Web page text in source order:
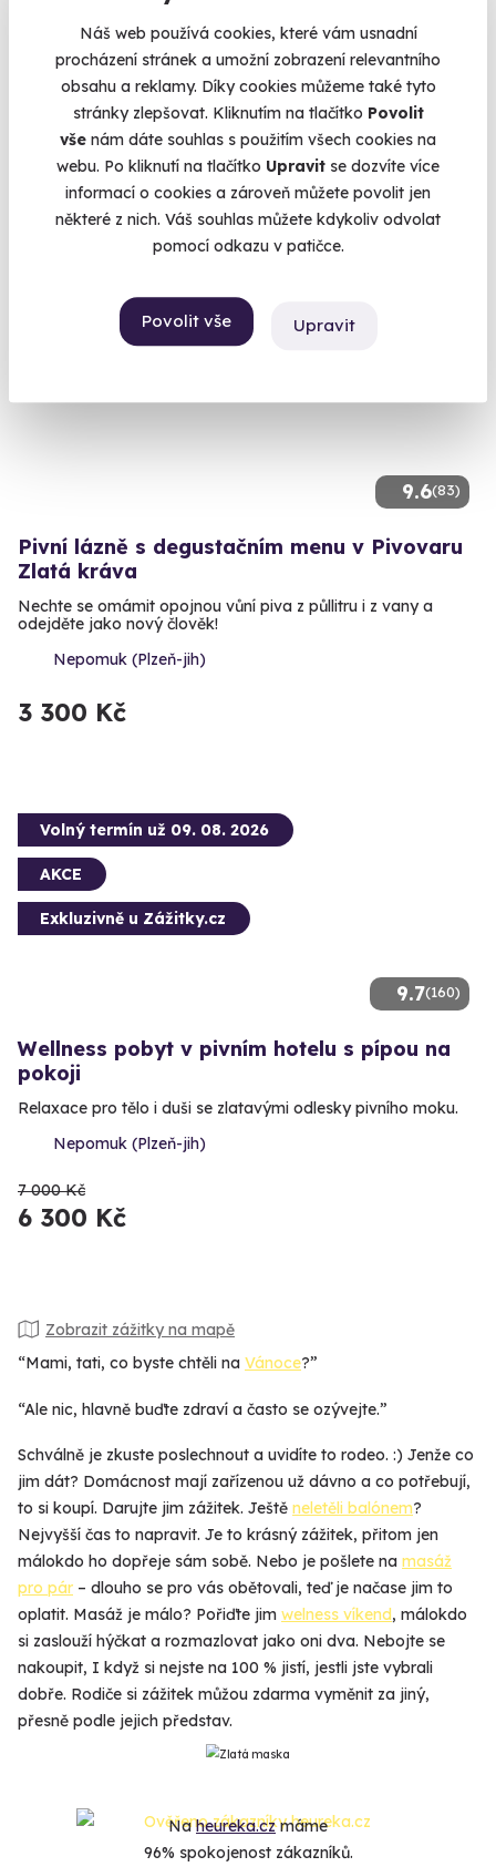
Náš web používá cookies, které vám usnadní
procházení stránek a umožní zobrazení relevantního
obsahu a reklamy. Díky cookies můžeme také tyto
stránky zlepšovat. Kliknutím na tlačítko Povolit
vše nám dáte souhlas s použitím všech cookies na
webu. Po kliknutí na tlačítko Upravit se dozvíte více
informací o cookies a zároveň můžete povolit jen
některé z nich. Váš souhlas můžete kdykoliv odvolat
pomocí odkazu v patičce.
Povolit vše Upravit
Letní víkendová zámecká romantika s
polopenzí a unikátním wellness
2 noci s polopenzí, wellness i prohlídkou zámku
Zbiroh (Rokycany)
14 650 Kč
14 590 Kč
9.6(83)
Pivní lázně s degustačním menu v Pivovaru
Zlatá kráva
Nechte se omámit opojnou vůní piva z půllitru i z vany a
odejděte jako nový člověk!
Nepomuk (Plzeň-jih)
3 300 Kč
9.7(160)
Volný termín už 09. 08. 2026
AKCE
Exkluzivně u Zážitky.cz
Wellness pobyt v pivním hotelu s pípou na
pokoji
Relaxace pro tělo i duši se zlatavými odlesky pivního moku.
Nepomuk (Plzeň-jih)
7 000 Kč
6 300 Kč
Zobrazit zážitky na mapě
“Mami, tati, co byste chtěli na Vánoce?”
“Ale nic, hlavně buďte zdraví a často se ozývejte.”
Schválně je zkuste poslechnout a uvidíte to rodeo. :) Jenže co
jim dát? Domácnost mají zařízenou už dávno a co potřebují,
to si koupí. Darujte jim zážitek. Ještě neletěli balónem?
Nejvyšší čas to napravit. Je to krásný zážitek, přitom jen
málokdo ho dopřeje sám sobě. Nebo je pošlete na masáž
pro pár – dlouho se pro vás obětovali, teď je načase jim to
oplatit. Masáž je málo? Pořiďte jim welness víkend, málokdo
si zaslouží hýčkat a rozmazlovat jako oni dva. Nebojte se
nakoupit, I když si nejste na 100 % jistí, jestli jste vybrali
dobře. Rodiče si zážitek můžou zdarma vyměnit za jiný,
přesně podle jejich představ.
Naheureka.czmáme
96% spokojenost zákazníků.